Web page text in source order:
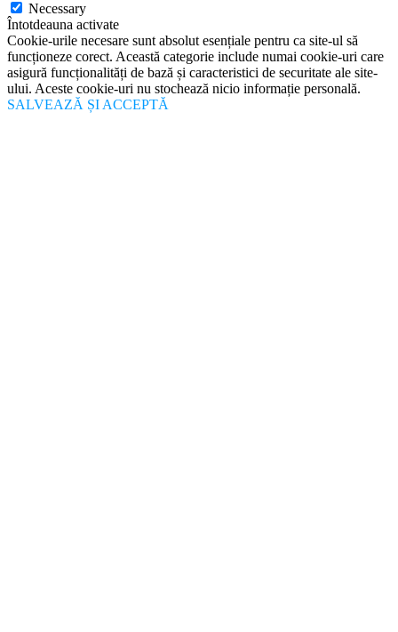
Necessary
Întotdeauna activate
Cookie-urile necesare sunt absolut esențiale pentru ca site-ul să
funcționeze corect. Această categorie include numai cookie-uri care
asigură funcționalități de bază și caracteristici de securitate ale site-
ului. Aceste cookie-uri nu stochează nicio informație personală.
SALVEAZĂ ȘI ACCEPTĂ